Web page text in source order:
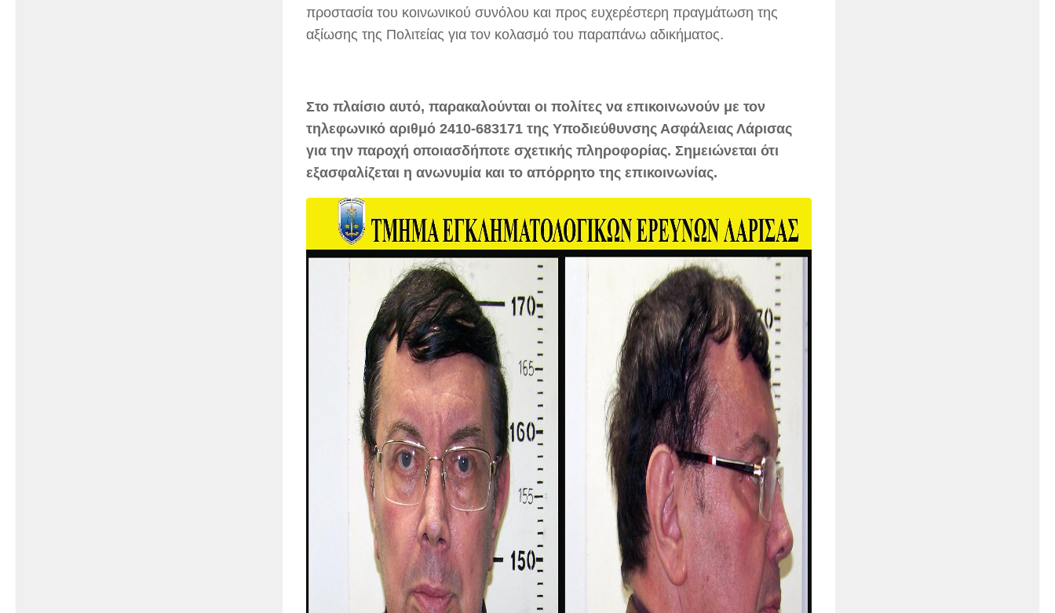
προστασία του κοινωνικού συνόλου και προς ευχερέστερη πραγμάτωση της
αξίωσης της Πολιτείας για τον κολασμό του παραπάνω αδικήματος.
Στο πλαίσιο αυτό, παρακαλούνται οι πολίτες να επικοινωνούν με τον
τηλεφωνικό αριθμό 2410-683171 της Υποδιεύθυνσης Ασφάλειας Λάρισας
για την παροχή οποιασδήποτε σχετικής πληροφορίας. Σημειώνεται ότι
εξασφαλίζεται η ανωνυμία και το απόρρητο της επικοινωνίας.